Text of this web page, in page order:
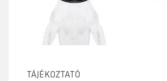
TÁJÉKOZTATÓ